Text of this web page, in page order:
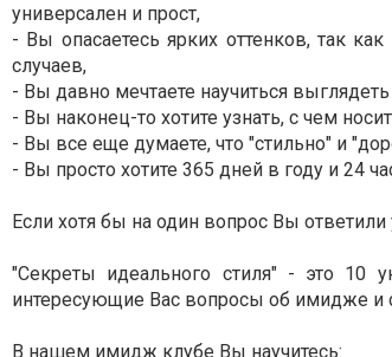
универсален и прост,
- Вы опасаетесь ярких оттенков, так
случаев,
- Вы давно мечтаете научиться
- Вы наконец-то хотите узнать, с чем
- Вы все еще думаете, что "стильно" и
- Вы просто хотите 365 дней в году и 24
Если хотя бы на один вопрос Вы
"Секреты идеального стиля" - это 10
интересующие Вас вопросы об имидже и
В нашем имидж клубе Вы научитесь: